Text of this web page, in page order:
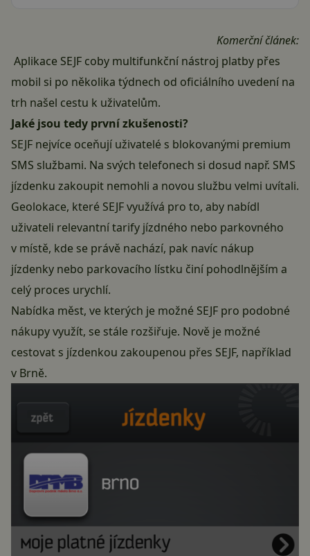
Komerční článek:
Aplikace SEJF coby multifunkční nástroj platby přes
mobil si po několika týdnech od oficiálního uvedení na
trh našel cestu k uživatelům.
Jaké jsou tedy první zkušenosti?
SEJF nejvíce oceňují uživatelé s blokovanými premium
SMS službami. Na svých telefonech si dosud např. SMS
jízdenku zakoupit nemohli a novou službu velmi uvítali.
Geolokace, které SEJFvyužívá pro to, aby nabídl
uživateli relevantní tarify jízdného nebo parkovného
v místě, kde se právě nachází, pak navíc nákup
jízdenky nebo parkovacího lístku činí pohodlnějším a
celý proces urychlí.
Nabídka měst, ve kterých je možné SEJF pro podobné
nákupy využít, se stále rozšiřuje. Nově je možné
cestovat s jízdenkou zakoupenou přes SEJF, například
v Brně.